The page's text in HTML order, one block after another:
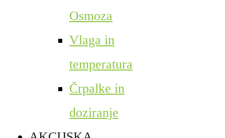
Osmoza
Vlaga in
temperatura
Črpalke in
doziranje